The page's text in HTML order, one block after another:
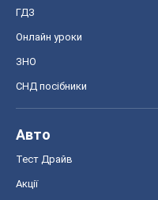
ГДЗ
Онлайн уроки
ЗНО
СНД посібники
Авто
Тест Драйв
Акції